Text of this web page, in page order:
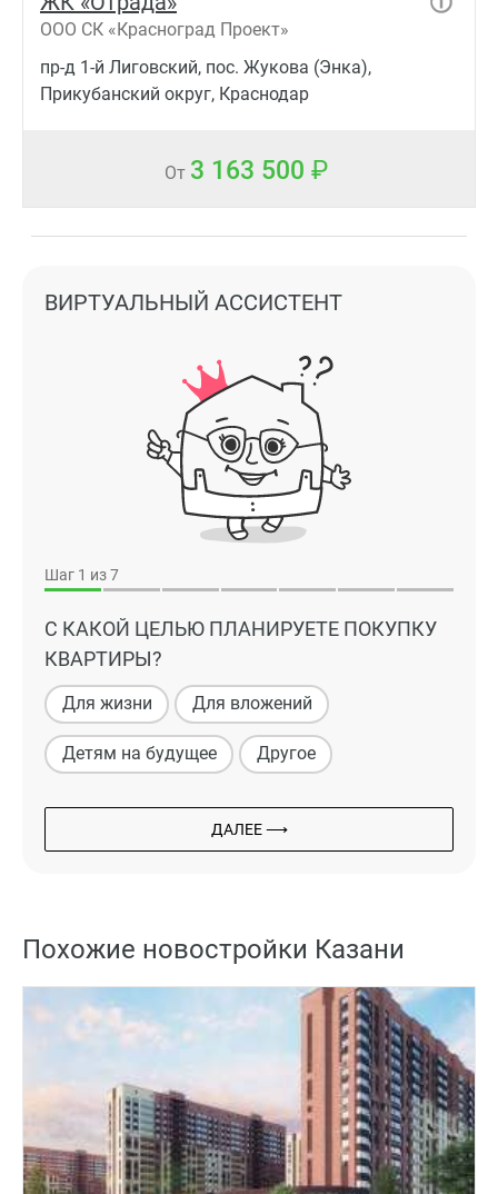
ООО СК «Красноград Проект»
пр-д 1-й Лиговский, пос. Жукова (Энка),
Прикубанский округ, Краснодар
От 3 163 500
Шаг 1 из 7
С КАКОЙ ЦЕЛЬЮ ПЛАНИРУЕТЕ ПОКУПКУ
КВАРТИРЫ?
Для жизни Для вложений
Детям на будущее Другое
ДАЛЕЕ ⟶
ВИРТУАЛЬНЫЙ АССИСТЕНТ
Похожие новостройки Казани